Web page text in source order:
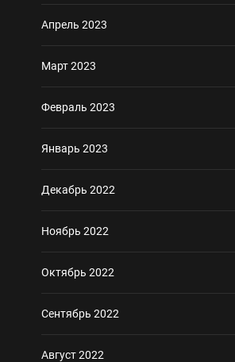
Апрель 2023
Март 2023
Февраль 2023
Январь 2023
Декабрь 2022
Ноябрь 2022
Октябрь 2022
Сентябрь 2022
Август 2022